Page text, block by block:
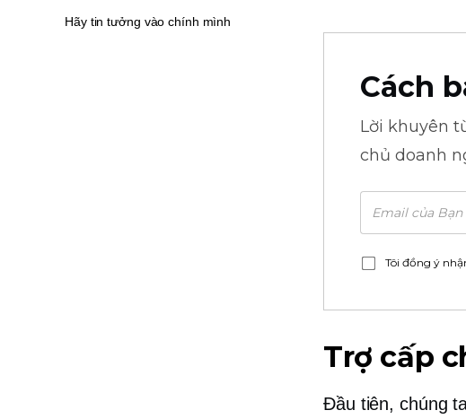
Cách
Lời khuyên
chủ doanh
Tôi đồng ý
Trợ cấp
Đầu tiên, chúng
Hãy tin tưởng vào chính mình